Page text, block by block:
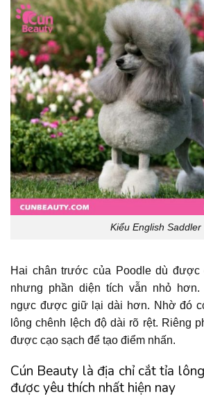
Kiểu English Saddler
Hai chân trước của Poodle dù được
nhưng phần diện tích vẫn nhỏ
ngực được giữ lại dài hơn. Nhờ đó
lông chênh lệch độ dài rõ rệt. Riêng
được cạo sạch để tạo điểm nhấn.
Cún Beauty là địa chỉ cắt tỉa
được yêu thích nhất hiện nay